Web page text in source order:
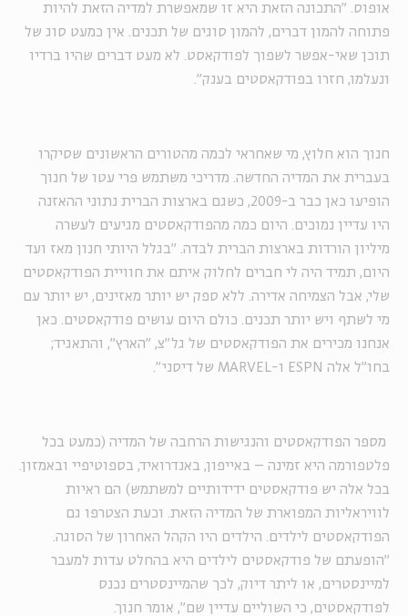
אופוס. "התכונה הזאת היא זו שמאפשרת למדיה הזאת להיות
פתוחה להמון דברים, להמון סוגים של תכנים. אין כמעט סוג של
תוכן שאי-אפשר לשפוך לפודקאסט. לא מעט דברים שהיו ברדיו
ונעלמו, חזרו בפודקאסטים בענק".
חנוך הוא חלוץ, מי שאחראי לכמה מהטורים הראשונים שסיקרו
בעברית את המדיה החדשה. מדריכי משתמש פרי עטו של חנוך
הופיעו כאן כבר ב-2009, כשגם בארצות הברית נתוני ההאזנה
היו עדיין נמוכים. היום כמה מהפודקאסטים מגיעים לעשרה
מיליון הורדות בארצות הברית לבדה. "בגלל היותי חנון מאז ועד
היום, תמיד היה לי חברים לחלוק איתם את חוויית הפודקאסטים
שלי, אבל הצמיחה אדירה. ללא ספק יש יותר מאזינים, יש יותר עם
מי לשתף ויש יותר תכנים. כולם היום עושים פודקאסטים. כאן
אנחנו מכירים את הפודקאסטים של גל"צ, "הארץ", והתאגיד;
בחו"ל אלה ESPN ו- MARVEL של דיסני".
מספר הפודקאסטים והנגישות הרחבה של המדיה (כמעט בכל
פלטפורמה היא זמינה – באייפון, באנדרואיד, בספוטיפיי ובאמזון.
בכל אלה יש פודקאסטים ידידותיים למשתמש) הם ראיות
לוויראליות המפוארת של המדיה הזאת. וכעת הצטרפו גם
הפודקאסטים לילדים. הילדים היו הקהל האחרון של הסוגה.
"הופעתם של פודקאסטים לילדים היא בהחלט עדות למעבר
למיינסטרים, או ליתר דיוק, לכך שהמיינסטרים נכנס
לפודקאסטים, כי השוליים עדיין שם", אומר חנוך.